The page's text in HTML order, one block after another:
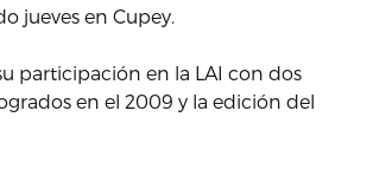
jueves en Cupey.
participación en la LAI con dos
en el 2009 y la edición del